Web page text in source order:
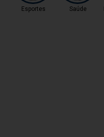
Esportes Saúde